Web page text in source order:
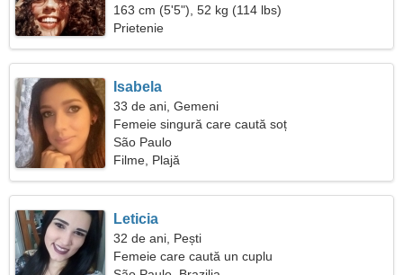
163 cm (5'5"), 52 kg (114 lbs)
Prietenie
Isabela
33 de ani, Gemeni
Femeie singură care caută soț
São Paulo
Filme, Plajă
Leticia
32 de ani, Pești
Femeie care caută un cuplu